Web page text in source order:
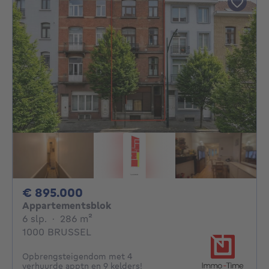
€ 895.000
Appartementsblok
6 slp. 6 slaapkamers
· 286 m²
1000 BRUSSEL
Opbrengsteigendom met 4
verhuurde apptn en 9 kelders!